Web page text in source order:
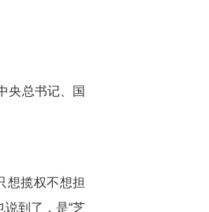
央总书记、国
想揽权不想担
到了，是“芝